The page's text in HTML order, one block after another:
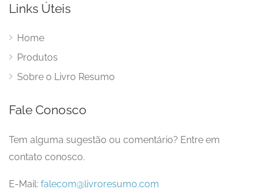
Links Úteis
Home
Produtos
Sobre o Livro Resumo
Fale Conosco
Tem alguma sugestão ou comentário? Entre em
contato conosco.
E-Mail: falecom@livroresumo.com